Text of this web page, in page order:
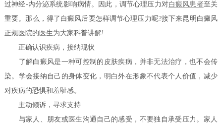
过神经-内分泌系统影响病情。因此，调节心理压力对白癜风患者至关
重要。那么，得了白癜风后要怎样调节心理压力呢?接下来昆明白癜风
正规医院的医生为大家科普讲解!
正确认识疾病，接纳现状
了解白癜风是一种可控制的皮肤疾病，并非无法治疗，也不会传
染。学会接纳自己的身体变化，明白外在形象不代表个人价值，减少
对疾病的恐惧和羞耻感。
主动倾诉，寻求支持
与家人、朋友或医生沟通自己的感受，不要独自承受压力。家人